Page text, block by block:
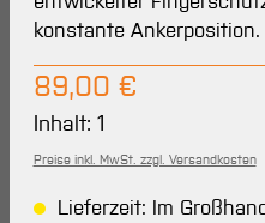
konstante Ankerposition.
Regulärer Preis:
89,00 €
Inhalt: 1
Preise inkl. MwSt. zzgl. Versandkosten
Lieferzeit: Im